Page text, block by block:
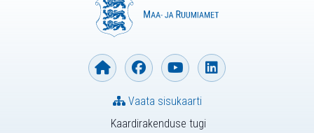
Kaardirakenduse tugi
Vaata sisukaarti